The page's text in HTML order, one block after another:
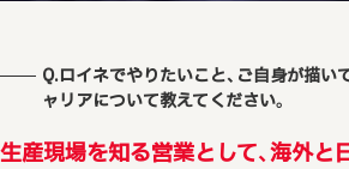
Q.ロイネでやりたいこと、ご自身が描い
ャリアについて教えてください。
生産現場を知る営業として、海外と